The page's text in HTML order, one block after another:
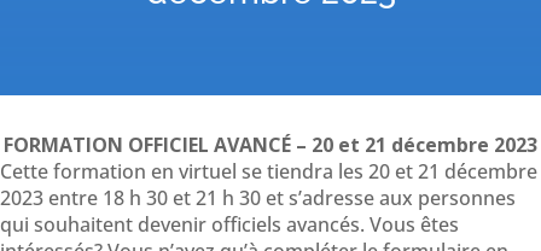
FORMATION OFFICIEL AVANCÉ – 20 et 21 décembre 2023
Cette formation en virtuel se tiendra les 20 et 21 décembre
2023 entre 18 h 30 et 21 h 30 et s’adresse aux personnes
qui souhaitent devenir officiels avancés. Vous êtes